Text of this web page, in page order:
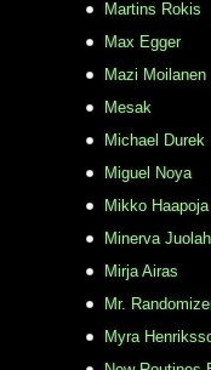
Martins Rokis
Max Egger
Mazi Moilanen
Mesak
Michael Durek
Miguel Noya
Mikko Haapoja
Minerva
Mirja Airas
Mr.
Myra